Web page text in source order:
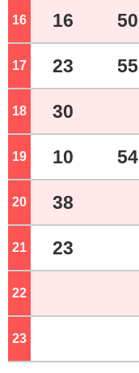
16 16 50
17 23 55
18 30
19 10 54
20 38
21 23
22
23